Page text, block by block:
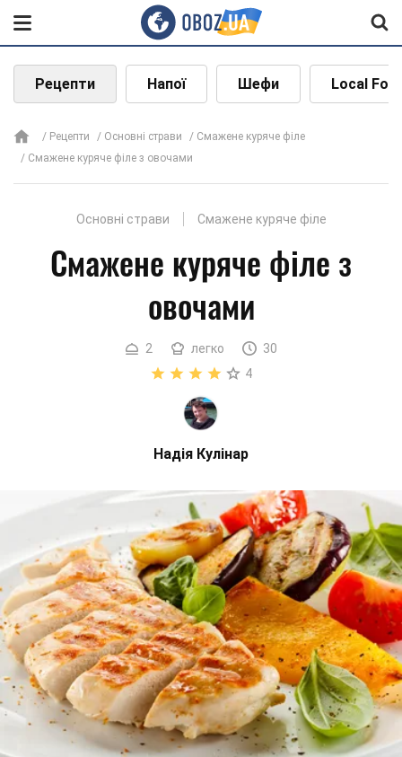
Рецепти Напої Шефи Local
Рецепти Основні страви
Смажене куряче філе
Смажене куряче філе з овочами
Основні страви Смажене куряче філе
Смажене куряче філе з
овочами
2 легко
30
4
Надія Кулінар